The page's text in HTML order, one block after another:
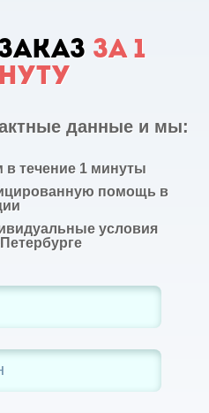
за 1
данные и мы:
в течение 1 минуты
помощь в
условия